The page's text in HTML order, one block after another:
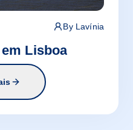
By Lavínia
Lisboa